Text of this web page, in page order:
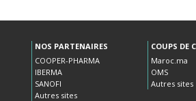
NOS PARTENAIRES
COOPER-PHARMA
IBERMA
SANOFI
Autres sites
COUPS DE
Maroc.ma
OMS
Autres sites